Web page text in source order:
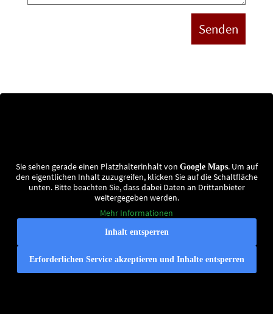
Sie sehen gerade einen Platzhalterinhalt von Google Maps. Um auf
den eigentlichen Inhalt zuzugreifen, klicken Sie auf die Schaltfläche
unten. Bitte beachten Sie, dass dabei Daten an Drittanbieter
weitergegeben werden.
Mehr Informationen
Inhalt entsperren
Erforderlichen Service akzeptieren und Inhalte entsperren